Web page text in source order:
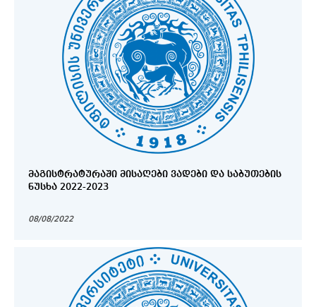
ᲛᲐᲒᲘᲡᲢᲠᲐᲢᲣᲠᲐᲨᲘ ᲛᲘᲡᲐᲦᲔᲑᲘ ᲕᲐᲓᲔᲑᲘ ᲓᲐ ᲡᲐᲑᲣᲗᲔᲑᲘᲡ
ᲜᲣᲡᲮᲐ 2022-2023
08/08/2022